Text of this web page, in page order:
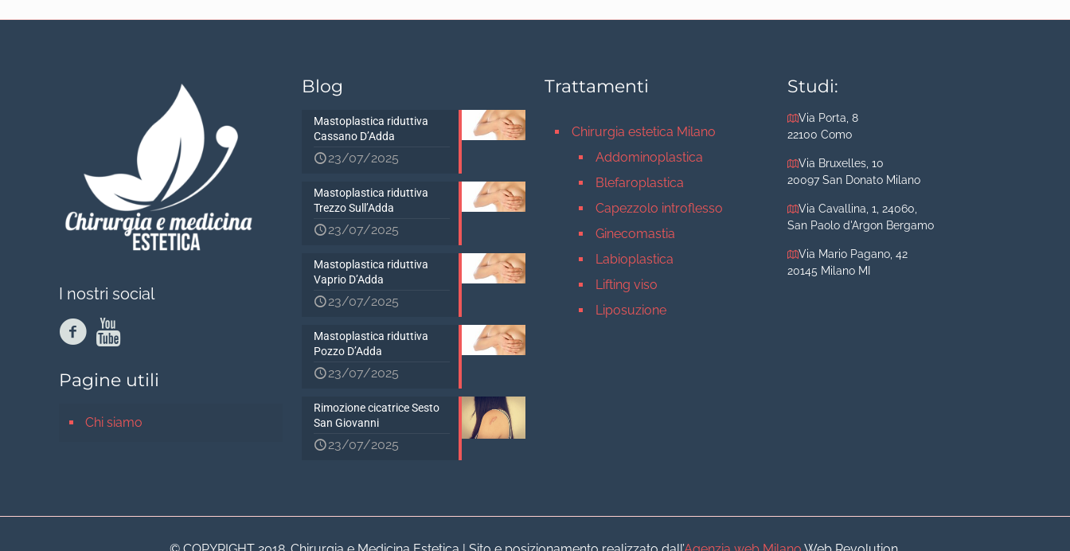
I nostri social
Pagine utili
Chi siamo
Blog
Mastoplastica riduttiva
Cassano D’Adda
23/07/2025
Mastoplastica riduttiva
Trezzo Sull’Adda
23/07/2025
Mastoplastica riduttiva
Vaprio D’Adda
23/07/2025
Mastoplastica riduttiva
Pozzo D’Adda
23/07/2025
Rimozione cicatrice Sesto
San Giovanni
23/07/2025
Trattamenti
Chirurgia estetica Milano
Addominoplastica
Blefaroplastica
Capezzolo introflesso
Ginecomastia
Labioplastica
Lifting viso
Liposuzione
Aumento labbra
Botulino
Studi:
Via Porta, 8
22100 Como
Via Bruxelles, 10
20097 San Donato Milano
Via Cavallina, 1, 24060,
San Paolo d'Argon Bergamo
Via Mario Pagano, 42
20145 Milano MI